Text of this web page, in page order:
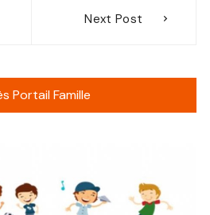
Next Post
Portail Famille